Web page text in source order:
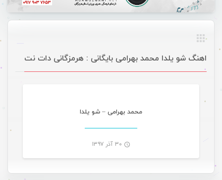
اهنگ شو یلدا محمد بهرامی بایگانی : هرمزگانی دات نت
محمد بهرامی – شو یلدا
۳۰ آذر ۱۳۹۷